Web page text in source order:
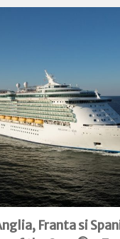
Franta si